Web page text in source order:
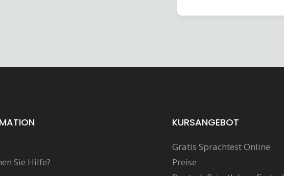
Sie Hilfe?
KURSANGEBOT
Gratis Sprachtest Online
Preise